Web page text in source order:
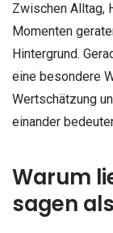
Zwischen Alltag,
Momenten
Hintergrund.
eine besondere
Wertschätzung
einander
Warum
sagen